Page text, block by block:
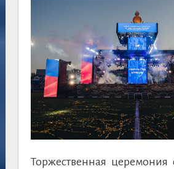
Торжественная церемония